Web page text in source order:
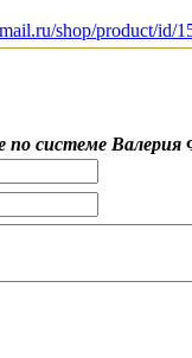
shop/product/id/
по системе Валерия